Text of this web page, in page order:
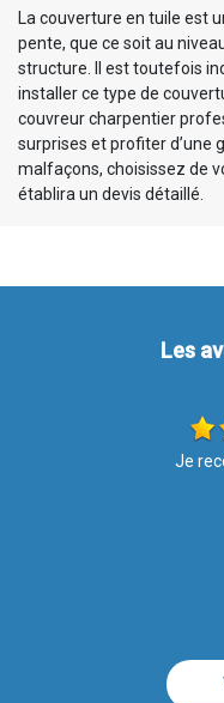
La couverture en tuile est
pente, que ce soit au
structure. Il est toutefois
installer ce type de
couvreur charpentier
surprises et profiter d’une
malfaçons, choisissez de
établira un devis détaillé.
Les
Les travaux ont été